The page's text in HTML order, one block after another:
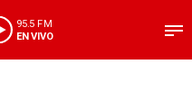
95.5 FM
EN VIVO